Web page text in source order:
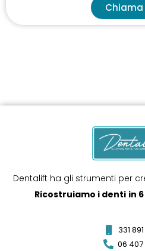
Chiama
Dentalift ha gli strumenti per
Ricostruiamo i denti in
331
06